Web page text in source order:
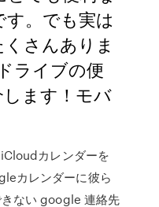
。でも実は
さんありま
ライブの便
ます！モバ
カレンダーを
カレンダーに彼ら
ない google 連絡先